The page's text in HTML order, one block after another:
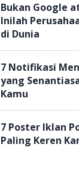
Bukan Google
Inilah
di Dunia
7 Notifikasi
yang
Kamu
7 Poster Iklan
Paling Keren